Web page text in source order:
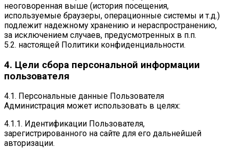
неоговоренная выше (история посещения,
используемые браузеры, операционные системы и т.д.)
подлежит надежному хранению и нераспространению,
за исключением случаев, предусмотренных в п.п.
5.2. настоящей Политики конфиденциальности.
4. Цели сбора персональной информации
пользователя
4.1. Персональные данные Пользователя
Администрация может использовать в целях:
4.1.1. Идентификации Пользователя,
зарегистрированного на сайте для его дальнейшей
авторизации.